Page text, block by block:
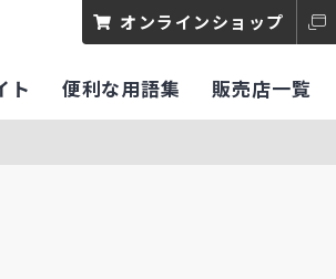
オンラインショップ
ト 便利な用語集 販売店一覧